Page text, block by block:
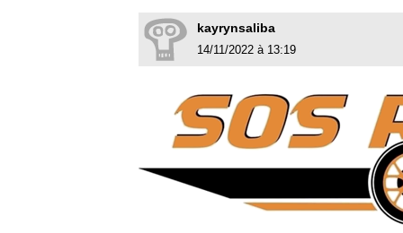
kayrynsaliba
14/11/2022 à 13:19